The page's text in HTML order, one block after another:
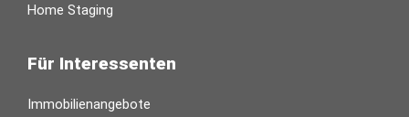
Home Staging
Für Interessenten
Immobilienangebote